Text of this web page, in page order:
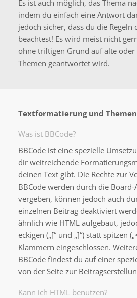
Es ist auch möglich, das Thema
indem du einfach eine Antwort
jedoch sicher, dass du die Regeln
beachtest! Es wird meist nicht
ohne triftigen Grund auf alte oder
Themen geantwortet wird.
Textformatierung und
Was ist BBCode?
BBCode ist eine spezielle
dir weitreichende
deinen Text gibt. Die Rechte zur
BBCode werden durch die
vergeben, können jedoch auch
einzelnen Beitrag deaktiviert
ähnlich wie HTML aufgebaut,
eckigen („[“ und „]“) statt spitzen
Klammern eingeschlossen.
BBCode findest du auf einer
von der Seite zur
Kann ich HTML benutzen?